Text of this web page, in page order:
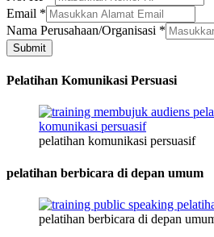
Nama
Email *
Nama Perusahaan/Organisasi *
Submit
Pelatihan Komunikasi Persuasi
pelatihan komunikasi persuasif
pelatihan berbicara di depan umum
pelatihan berbicara di depan